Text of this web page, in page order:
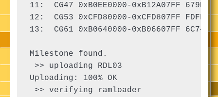
11:  CG47 0xB0EE0000-0xB12A07FF 679E
12:  CG53 0xCFD80000-0xCFD807FF FDFF
13:  CG61 0xB0640000-0xB06607FF 6C74
Milestone found.
>> uploading RDL03
Uploading: 100% OK
>> verifying ramloader